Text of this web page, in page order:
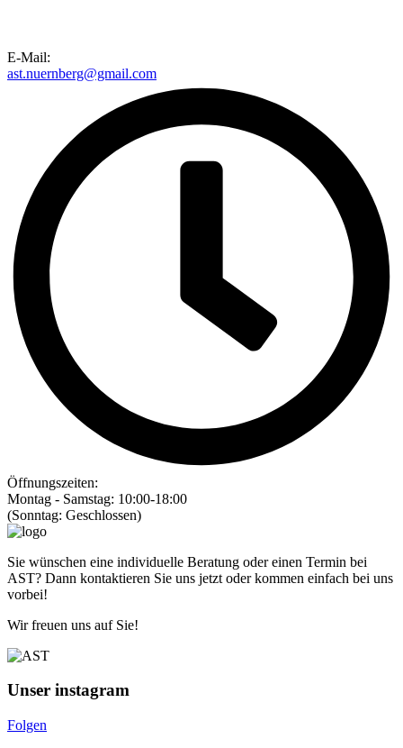
E-Mail:
ast.nuernberg@gmail.com
Öffnungszeiten:
Montag - Samstag: 10:00-18:00
(Sonntag: Geschlossen)
Sie wünschen eine individuelle Beratung oder einen Termin bei
AST? Dann kontaktieren Sie uns jetzt oder kommen einfach bei uns
vorbei!
Wir freuen uns auf Sie!
Unser instagram
Folgen